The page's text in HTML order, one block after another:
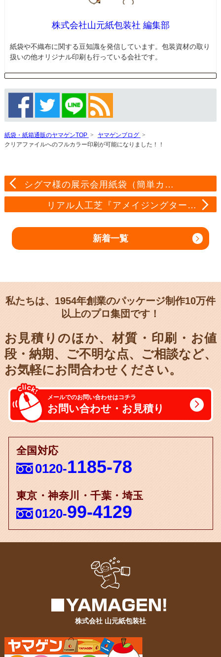
株式会社山元紙包装社 編集部
紙袋や不織布に関する豆知識を発信しています。包装資材の取り
扱いの他オリジナル印刷も行っている会社です。
紙袋・紙箱通販のヤマゲンTOP
ヤマゲンブログ
クリアファイルへのフルカラー印刷が可能になりました！！
シグマ様の展示会用紙袋（簡単カ…
リアル人工芝『アメイジングター…
新着一覧
私たちは、1954年創業のパッケージ制作10万件
以上のプロ集団です！
お見積りのほか、材質・印刷・お値
段・納期、
ご不明な点、ご相談など、
お気軽にお問合わせください。
メールでのお問い合わせはコチラ
お問い合わせ・お見積り
全国対応
0120-1185-78
東京・神奈川・千葉・埼玉
0120-99-4129
株式会社 山元紙包装社